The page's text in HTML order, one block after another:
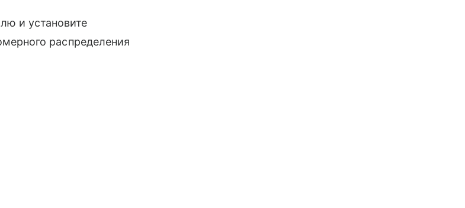
и установите
распределения